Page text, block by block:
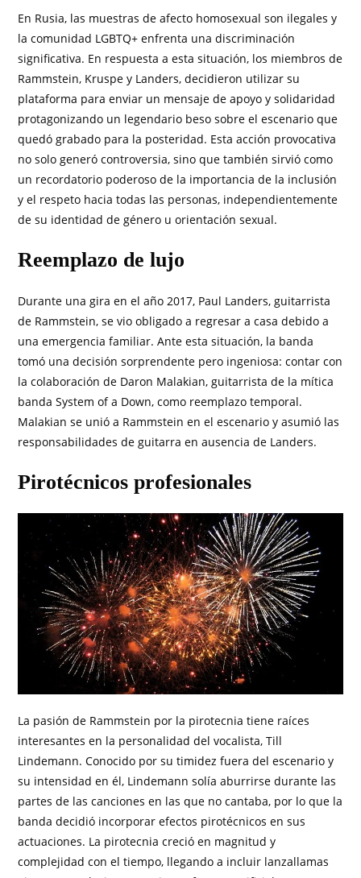
En Rusia, las muestras de afecto homosexual son ilegales y
la comunidad LGBTQ+ enfrenta una discriminación
significativa. En respuesta a esta situación, los miembros de
Rammstein, Kruspe y Landers, decidieron utilizar su
plataforma para enviar un mensaje de apoyo y solidaridad
protagonizando un legendario beso sobre el escenario que
quedó grabado para la posteridad. Esta acción provocativa
no solo generó controversia, sino que también sirvió como
un recordatorio poderoso de la importancia de la inclusión
y el respeto hacia todas las personas, independientemente
de su identidad de género u orientación sexual.
Reemplazo de lujo
Durante una gira en el año 2017, Paul Landers, guitarrista
de Rammstein, se vio obligado a regresar a casa debido a
una emergencia familiar. Ante esta situación, la banda
tomó una decisión sorprendente pero ingeniosa: contar con
la colaboración de Daron Malakian, guitarrista de la mítica
banda System of a Down, como reemplazo temporal.
Malakian se unió a Rammstein en el escenario y asumió las
responsabilidades de guitarra en ausencia de Landers.
Pirotécnicos profesionales
La pasión de Rammstein por la pirotecnia tiene raíces
interesantes en la personalidad del vocalista, Till
Lindemann. Conocido por su timidez fuera del escenario y
su intensidad en él, Lindemann solía aburrirse durante las
partes de las canciones en las que no cantaba, por lo que la
banda decidió incorporar efectos pirotécnicos en sus
actuaciones. La pirotecnia creció en magnitud y
complejidad con el tiempo, llegando a incluir lanzallamas